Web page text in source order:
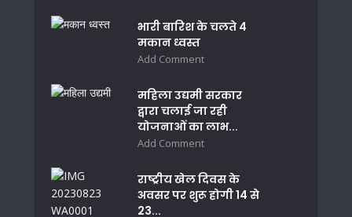
भारी बारिश के चलते 4
मकान ध्वस्त
Add Comment
महिला उद्यमी सरकार
द्वारा चलाई जा रही
योजनाओं का लाभ...
Add Comment
राष्ट्रीय खेल दिवस के
अवसर पर शुरू होगी 14 से
23...